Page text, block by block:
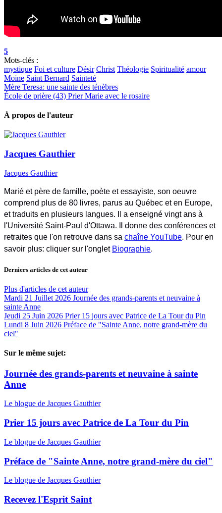
5
Mots-clés :
mystique Foi et culture Désir Christ Théologie Spiritualité amour
Moine Saint Bernard Sainteté
Mère Teresa: une sainte des ténèbres
École de prière (43) Prier Marie avec le rosaire
À propos de l'auteur
Jacques Gauthier
Jacques Gauthier
Marié et père de famille, poète et essayiste, son oeuvre
comprend plus de 80 livres, parus au Québec et en Europe,
et traduits en plusieurs langues. Il a enseigné vingt ans à
l'Université Saint-Paul d'Ottawa. Il donne des conférences et
retraites que l'on retrouve dans sa chaîne YouTube. Pour en
savoir plus: cliquer sur l'onglet Biographie.
Derniers articles de cet auteur
Plus d'articles de cet auteur
Mardi 21 Juillet 2026 Journée des grands-parents et neuvaine à
sainte Anne
Jeudi 25 Juin 2026 Prier 15 jours avec Patrice de La Tour du Pin
Lundi 8 Juin 2026 Préface de "Sainte Anne, notre grand-mère du
ciel"
Sur le même sujet:
Journée des grands-parents et neuvaine à sainte
Anne
Le blogue de Jacques Gauthier
Prier 15 jours avec Patrice de La Tour du Pin
Le blogue de Jacques Gauthier
Préface de "Sainte Anne, notre grand-mère du ciel"
Le blogue de Jacques Gauthier
Recevez l'Esprit Saint